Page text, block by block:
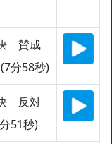
賛成
分58秒)
反対
51秒)